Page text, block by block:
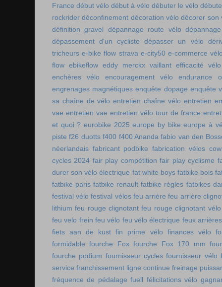
France début vélo début à vélo débuter le vélo
rockrider déconfinement décoration vélo décorer son
définition gravel
dépannage route vélo
dépassement d'un cycliste
dépasser un vélo
tricheurs e-bike flow strava e-city50 e-commerce
flow ebikeflow eddy merckx vaillant efficacité vélo
enchères vélo
encouragement vélo
endurance
engrenages magnétiques enquête dopage enquête
sa chaîne de vélo entretien chaîne vélo entretien
vae entretien vae entretien vélo tour de france
et quoi ? eurobike 2025 europe by bike europe à
piste f26 duotts f400 f400 Ananda fabio van den
néerlandais fabricant podbike fabrication vélos
cycles 2024 fair play compétition fair play cyclisme
durer son vélo électrique fat white boys fatbike bois
fatbike paris fatbike renault fatbike règles fatbikes
festival vélo festival vélos feu arrière feu arrière
lithium feu rouge clignotant feu rouge clignotant vélo
feu velo frein feu vélo feu vélo électrique feux
fiets aan de kust fin prime vélo finances vélo
formidable fourche Fox fourche Fox 170 mm
fourche podium fournisseur cycles fournisseur vélo
service franchissement ligne continue freinage
fréquence de pédalage fuell félicitations vélo